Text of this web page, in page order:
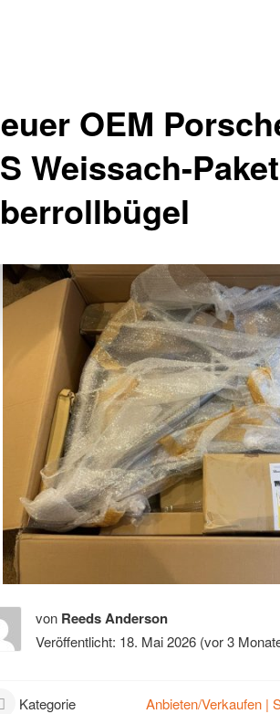
OEM
Weissach-
von Reeds Anderson
Veröffentlicht: 18. Mai 2026 (vor 3
Kategorie Anbieten/Verkaufen |